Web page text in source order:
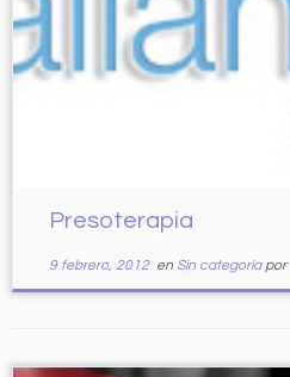
Presoterapia
9 febrero, 2012en Sin categoría por